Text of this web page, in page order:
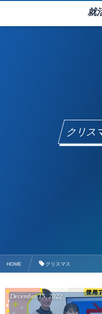
就
クリス
HOME クリスマス
December 15,2022